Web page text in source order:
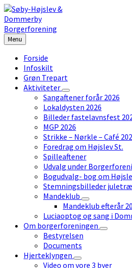
Skip
to
content
Skip
to
left
sidebar
Skip
to
footer
Menu
Forside
Infoskilt
Grøn Trepart
Aktiviteter
Sangaftener forår 2026
Lokaldysten 2026
Billeder fastelavnsfest
MGP 2026
Strikke – Nørkle – Café
Foredrag om Højslev St.
Spilleaftener
Udvalg under
Bogudvalg- bog om
Stemningsbilleder
Mandeklub
Mandeklub efterår
Luciaoptog og sang i
Om borgerforeningen
Bestyrelsen
Documents
Hjerteklyngen
Video om vore 3 byer